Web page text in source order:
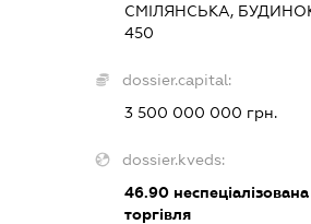
СМІЛЯНСЬКА, БУДИНОК
450
dossier.capital:
3 500 000 000 грн.
dossier.kveds:
46.90
торгівля